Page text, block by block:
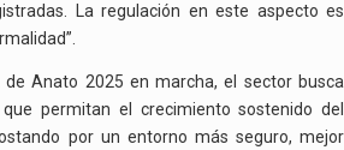
La regulación en este aspecto es
de Anato 2025 en marcha, el sector busca
permitan el crecimiento sostenido del
por un entorno más seguro, mejor